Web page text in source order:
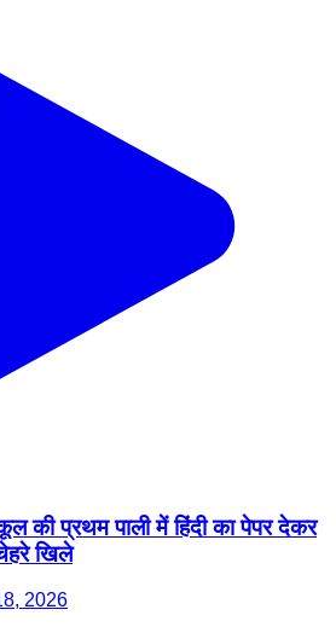
की प्रथम पाली में हिंदी का पेपर देकर
खिले
2026